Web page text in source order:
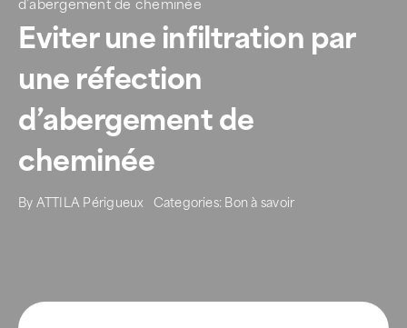
Nos agences
Votre toit
Rejoignez-nous
Eviter une infiltration par
une réfection
d’abergement de
cheminée
ParATTILA Périgueux Catégorie :Bon à savoir